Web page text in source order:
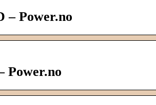
– Power.no
Power.no